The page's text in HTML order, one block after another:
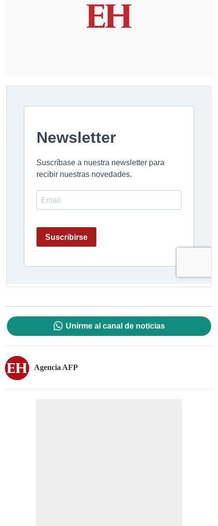
Unirme al canal de noticias
Agencia AFP